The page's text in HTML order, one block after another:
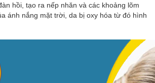
hồi, tạo ra nếp nhăn và các khoảng lõm
ánh nắng mặt trời, da bị oxy hóa từ đó hình